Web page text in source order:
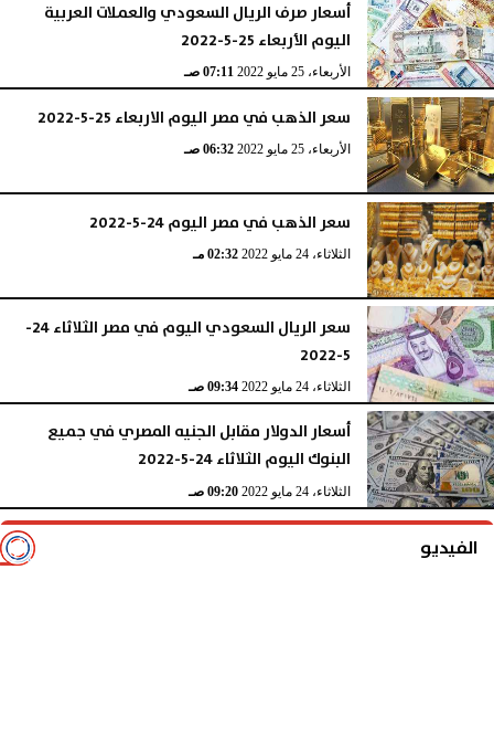
أسعار صرف الريال السعودي والعملات العربية
اليوم الأربعاء 25-5-2022
الأربعاء، 25 مايو 2022 07:11 صـ
سعر الذهب في مصر اليوم الاربعاء 25-5-2022
الأربعاء، 25 مايو 2022 06:32 صـ
سعر الذهب في مصر اليوم 24-5-2022
الثلاثاء، 24 مايو 2022 02:32 مـ
سعر الريال السعودي اليوم في مصر الثلاثاء 24-
5-2022
الثلاثاء، 24 مايو 2022 09:34 صـ
أسعار الدولار مقابل الجنيه المصري في جميع
البنوك اليوم الثلاثاء 24-5-2022
الثلاثاء، 24 مايو 2022 09:20 صـ
الفيديو